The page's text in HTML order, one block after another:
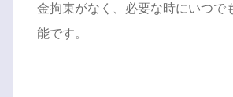
金拘束がなく、必要な時にいつで
能です。